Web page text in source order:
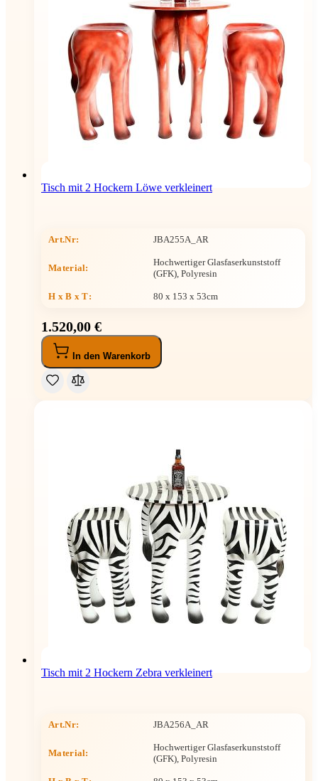
Tisch mit 2 Hockern Löwe verkleinert
Art.Nr: JBA255A_AR
Material:
Hochwertiger Glasfaserkunststoff
(GFK), Polyresin
H x B x T: 80 x 153 x 53cm
1.520,00 €
In den Warenkorb
Tisch mit 2 Hockern Zebra verkleinert
Art.Nr: JBA256A_AR
Material:
Hochwertiger Glasfaserkunststoff
(GFK), Polyresin